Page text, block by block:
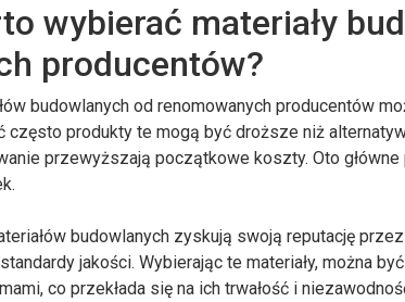
wybierać materiały
producentów?
budowlanych od renomowanych producentów
często produkty te mogą być droższe niż
przewyższają początkowe koszty. Oto
budowlanych zyskują swoją reputację
jakości. Wybierając te materiały, można
co przekłada się na ich trwałość i